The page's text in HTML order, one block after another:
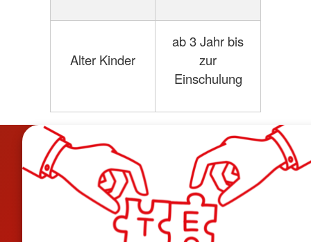
Alter Kinder
ab 3 Jahr bis
zur
Einschulung